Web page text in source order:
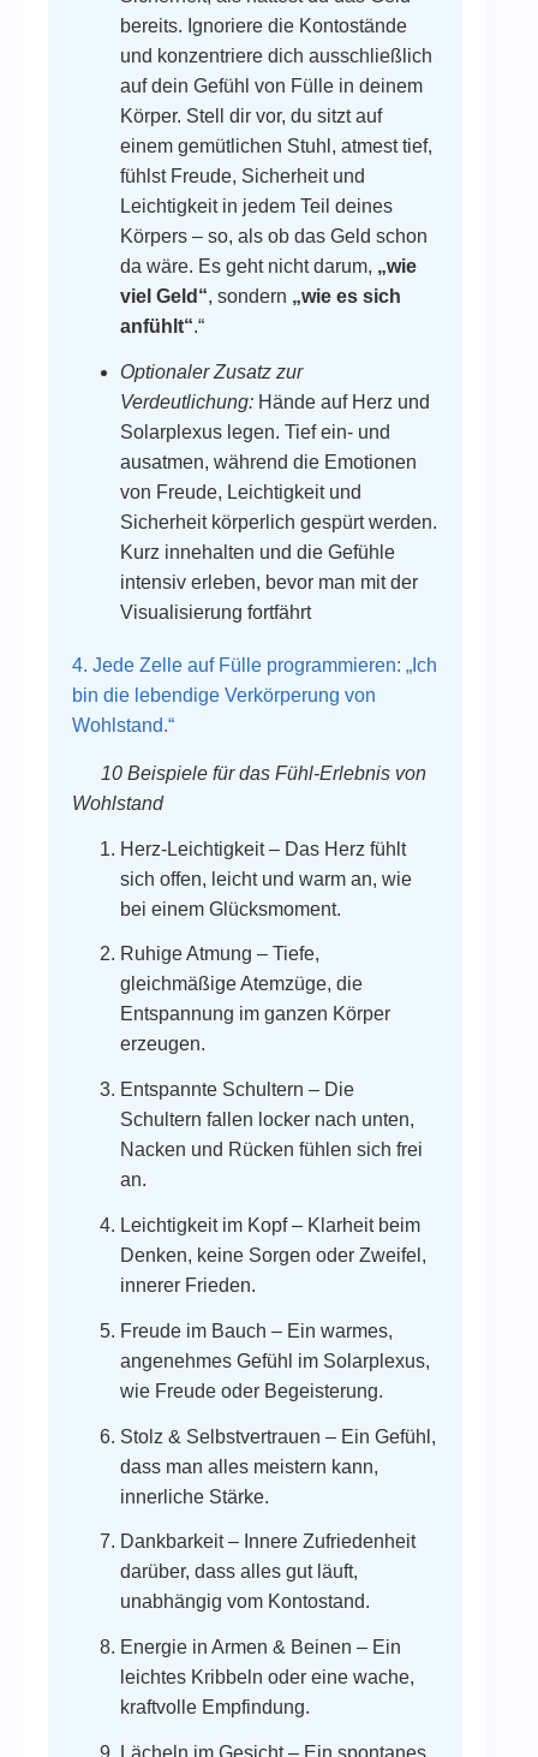
bereits. Ignoriere die Kontostände
und konzentriere dich ausschließlich
auf dein Gefühl von Fülle in deinem
Körper. Stell dir vor, du sitzt auf
einem gemütlichen Stuhl, atmest tief,
fühlst Freude, Sicherheit und
Leichtigkeit in jedem Teil deines
Körpers – so, als ob das Geld schon
da wäre. Es geht nicht darum, „wie
viel Geld“, sondern „wie es sich
anfühlt“.“
Optionaler Zusatz zur
Verdeutlichung: Hände auf Herz und
Solarplexus legen. Tief ein- und
ausatmen, während die Emotionen
von Freude, Leichtigkeit und
Sicherheit körperlich gespürt werden.
Kurz innehalten und die Gefühle
intensiv erleben, bevor man mit der
Visualisierung fortfährt
4. Jede Zelle auf Fülle programmieren: „Ich
bin die lebendige Verkörperung von
Wohlstand.“
10 Beispiele für das Fühl-Erlebnis von
Wohlstand
Herz-Leichtigkeit – Das Herz fühlt
sich offen, leicht und warm an, wie
bei einem Glücksmoment.
Ruhige Atmung – Tiefe,
gleichmäßige Atemzüge, die
Entspannung im ganzen Körper
erzeugen.
Entspannte Schultern – Die
Schultern fallen locker nach unten,
Nacken und Rücken fühlen sich frei
an.
Leichtigkeit im Kopf – Klarheit beim
Denken, keine Sorgen oder Zweifel,
innerer Frieden.
Freude im Bauch – Ein warmes,
angenehmes Gefühl im Solarplexus,
wie Freude oder Begeisterung.
Stolz & Selbstvertrauen – Ein Gefühl,
dass man alles meistern kann,
innerliche Stärke.
Dankbarkeit – Innere Zufriedenheit
darüber, dass alles gut läuft,
unabhängig vom Kontostand.
Energie in Armen & Beinen – Ein
leichtes Kribbeln oder eine wache,
kraftvolle Empfindung.
Lächeln im Gesicht – Ein spontanes,